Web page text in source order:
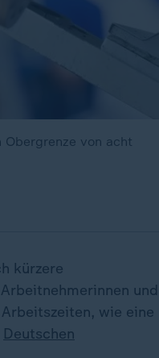
von acht
kürzere
und
wie eine
Deutschen